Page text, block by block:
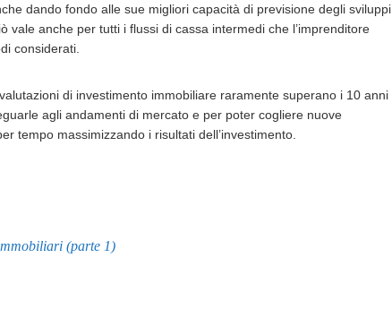
dando fondo alle sue migliori capacità di previsione degli sviluppi
vale anche per tutti i flussi di cassa intermedi che l’imprenditore
considerati.
di investimento immobiliare raramente superano i 10 anni
agli andamenti di mercato e per poter cogliere nuove
tempo massimizzando i risultati dell’investimento.
(parte 1)